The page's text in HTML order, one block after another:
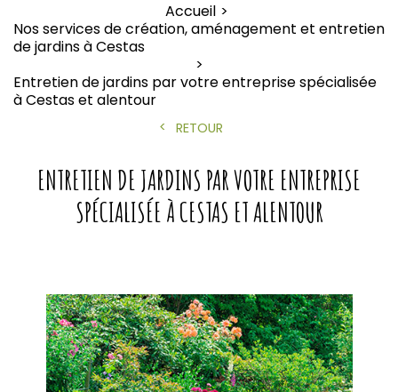
Accueil
Nos services de création, aménagement et entretien
de jardins à Cestas
Entretien de jardins par votre entreprise spécialisée
à Cestas et alentour
RETOUR
ENTRETIEN DE JARDINS PAR VOTRE ENTREPRISE
SPÉCIALISÉE À CESTAS ET ALENTOUR